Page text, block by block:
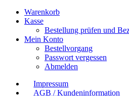
Warenkorb
Kasse
Bestellung prüfen und
Mein Konto
Bestellvorgang
Passwort vergessen
Abmelden
Impressum
AGB / Kundeninformation